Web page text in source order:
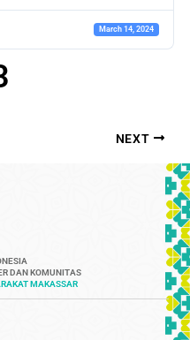
March 14, 2024
NEXT
DAN KOMUNITAS
MAKASSAR